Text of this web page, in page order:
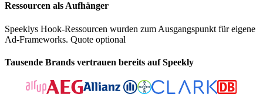
Ressourcen als Aufhänger
Speeklys Hook-Ressourcen wurden zum Ausgangspunkt für eigene
Ad-Frameworks. Quote optional
Tausende Brands vertrauen bereits auf Speekly